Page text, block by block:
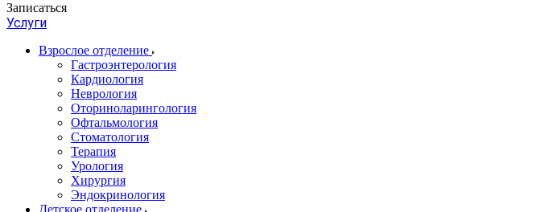
Записаться
Услуги
Взрослое отделение
Гастроэнтерология
Кардиология
Неврология
Оториноларингология
Офтальмология
Стоматология
Терапия
Урология
Хирургия
Эндокринология
Детское отделение